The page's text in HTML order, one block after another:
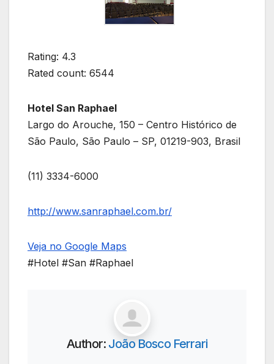
Rating: 4.3
Rated count: 6544
Hotel San Raphael
Largo do Arouche, 150 – Centro Histórico de
São Paulo, São Paulo – SP, 01219-903, Brasil
(11) 3334-6000
http://www.sanraphael.com.br/
Veja no Google Maps
#Hotel #San #Raphael
Author: João Bosco Ferrari